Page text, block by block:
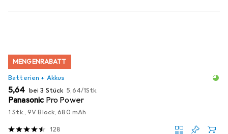
MENGENRABATT
Batterien + Akkus
EUR
5,64 bei 3 Stück EUR
5,64/1Stk.
Panasonic Pro Power
1 Stk., 9V Block, 680 mAh
128